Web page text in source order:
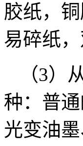
胶纸，
易碎纸
（3）
种：普
光变油